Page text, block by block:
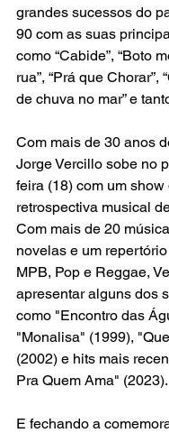
grandes sucessos do
90 com as suas
como “Cabide”, “Boto
rua”, “Prá que Chorar”,
de chuva no mar” e
Com mais de 30 anos
Jorge Vercillo sobe no
feira (18) com um show
retrospectiva musical
Com mais de 20
novelas e um
MPB, Pop e Reggae,
apresentar alguns dos
como "Encontro das
"Monalisa" (1999),
(2002) e hits mais
Pra Quem Ama" (2023).
E fechando a